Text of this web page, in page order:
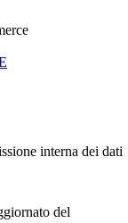
interna dei dati
del